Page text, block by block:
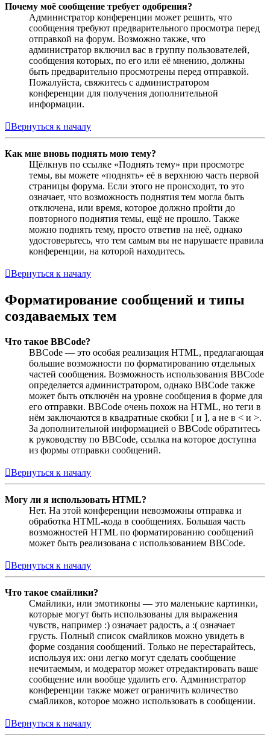
Почему моё сообщение требует одобрения?
Администратор конференции может решить, что
сообщения требуют предварительного просмотра перед
отправкой на форум. Возможно также, что
администратор включил вас в группу пользователей,
сообщения которых, по его или её мнению, должны
быть предварительно просмотрены перед отправкой.
Пожалуйста, свяжитесь с администратором
конференции для получения дополнительной
информации.
Вернуться к началу
Как мне вновь поднять мою тему?
Щёлкнув по ссылке «Поднять тему» при просмотре
темы, вы можете «поднять» её в верхнюю часть первой
страницы форума. Если этого не происходит, то это
означает, что возможность поднятия тем могла быть
отключена, или время, которое должно пройти до
повторного поднятия темы, ещё не прошло. Также
можно поднять тему, просто ответив на неё, однако
удостоверьтесь, что тем самым вы не нарушаете правила
конференции, на которой находитесь.
Вернуться к началу
Форматирование сообщений и типы
создаваемых тем
Что такое BBCode?
BBCode — это особая реализация HTML, предлагающая
большие возможности по форматированию отдельных
частей сообщения. Возможность использования BBCode
определяется администратором, однако BBCode также
может быть отключён на уровне сообщения в форме для
его отправки. BBCode очень похож на HTML, но теги в
нём заключаются в квадратные скобки [ и ], а не в < и >.
За дополнительной информацией о BBCode обратитесь
к руководству по BBCode, ссылка на которое доступна
из формы отправки сообщений.
Вернуться к началу
Могу ли я использовать HTML?
Нет. На этой конференции невозможны отправка и
обработка HTML-кода в сообщениях. Большая часть
возможностей HTML по форматированию сообщений
может быть реализована с использованием BBCode.
Вернуться к началу
Что такое смайлики?
Смайлики, или эмотиконы — это маленькие картинки,
которые могут быть использованы для выражения
чувств, например :) означает радость, а :( означает
грусть. Полный список смайликов можно увидеть в
форме создания сообщений. Только не перестарайтесь,
используя их: они легко могут сделать сообщение
нечитаемым, и модератор может отредактировать ваше
сообщение или вообще удалить его. Администратор
конференции также может ограничить количество
смайликов, которое можно использовать в сообщении.
Вернуться к началу